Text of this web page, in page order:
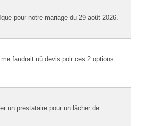
pour notre mariage du 29 août 2026.
faudrait uû devis poir ces 2 options
un prestataire pour un lâcher de